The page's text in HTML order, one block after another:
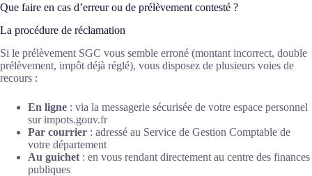
Que faire en cas d’erreur ou de prélèvement contesté ?
La procédure de réclamation
Si le prélèvement SGC vous semble erroné (montant incorrect, double
prélèvement, impôt déjà réglé), vous disposez de plusieurs voies de
recours :
En ligne : via la messagerie sécurisée de votre espace personnel
sur impots.gouv.fr
Par courrier : adressé au Service de Gestion Comptable de
votre département
Au guichet : en vous rendant directement au centre des finances
publiques